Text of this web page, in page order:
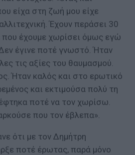
είχα στη ζωή μου είχε
Έχουν περάσει 30
που έχουμε χωρίσει όμως εγώ
έγινε ποτέ γνωστό. Ήταν
τις αξίες του θαυμασμού.
Ήταν καλός και στο ερωτικό
και εκτιμούσα πολύ τη
ποτέ να τον χωρίσω.
που τον έβλεπα».
ότι με τον Δημήτρη
ποτέ έρωτας, παρά μόνο